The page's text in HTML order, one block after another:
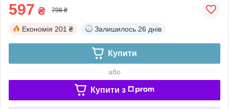
597 ₴ 798 ₴
Економія 201 ₴ Залишилось 26 днів
Купити
або
Купити з